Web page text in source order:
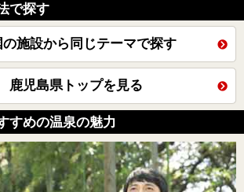
で探す
の施設から同じテーマで探す
鹿児島県トップを見る
すめの温泉の魅力